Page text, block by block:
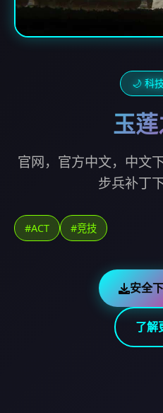
🌙 科
玉
官网，官方中文，中文
步兵补丁
#ACT #竞技
安全
了解